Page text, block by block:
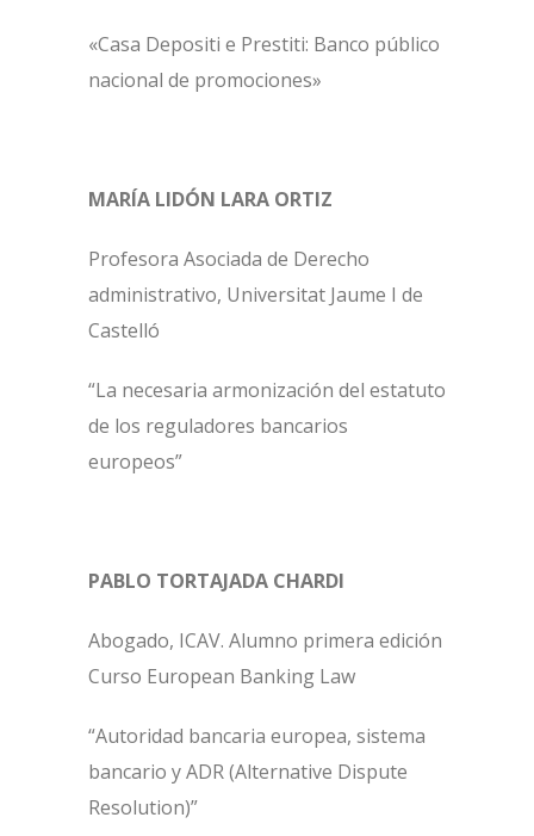
«Casa Depositi e Prestiti: Banco público
nacional de promociones»
MARÍA LIDÓN LARA ORTIZ
Profesora Asociada de Derecho
administrativo, Universitat Jaume I de
Castelló
“La necesaria armonización del estatuto
de los reguladores bancarios
europeos”
PABLO TORTAJADA CHARDI
Abogado, ICAV. Alumno primera edición
Curso European Banking Law
“Autoridad bancaria europea, sistema
bancario y ADR (Alternative Dispute
Resolution)”